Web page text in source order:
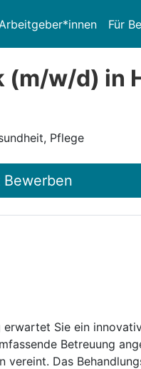
Für
(m/w/d) in
Pflege
Sie ein
Betreuung
Das